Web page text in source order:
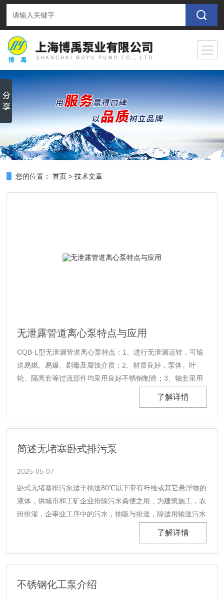
您的位置： 首页 >技术文章
无泄露管道离心泵特点与应用
CQB-L型无泄漏管道离心泵特点：1、进行无泄漏运转，可输
送易燃、易爆、剧毒及腐蚀介质；2、材质良好，泵体、叶
轮、隔离套等过流部件均采用良好不锈钢制造；3、轴套采用
高耐磨的碳化硅、碳化钨，滑动轴承采用碳石M106K，并设
构紧凑、占地面积小；5、振动小，噪音低，运行特别平稳；
6、泵的绝大多数零部件与CQB系......
了解详情
简述无堵塞卧式排污泵
2025-05-07
卧式无堵塞排污泵适于抽送80℃以下带有纤维或其它悬浮物的
液体，供城市和工矿企业排除污水粪便之用，为建筑施工，农
田排灌，企事业工序中的污水，抽吸与排送，除适用输送污水
外，还适用于作疏水泵，纸浆泵，灌溉用等。PW排污泵适用
市污水处理厂派水系统、人防系统排水站、自来水厂的......
了解详情
不锈钢化工泵介绍